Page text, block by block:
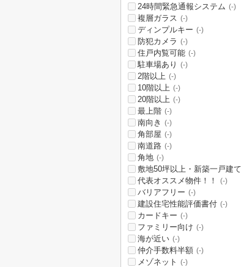
24時間緊急通報システム (-)
複層ガラス (-)
ディンプルキー (-)
防犯カメラ (-)
住戸内覧可能 (-)
駐車場あり (-)
2階以上 (-)
10階以上 (-)
20階以上 (-)
最上階 (-)
南向き (-)
角部屋 (-)
南道路 (-)
角地 (-)
敷地50坪以上・新築一戸建て
代表オススメ物件！！ (-)
バリアフリー (-)
建設住宅性能評価書付 (-)
カードキー (-)
ファミリー向け (-)
海が近い (-)
仲介手数料半額 (-)
メゾネット (-)